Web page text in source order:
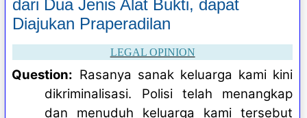
dari Dua Jenis Alat Bukti, dapat
Diajukan Praperadilan
LEGAL OPINION
Question: Rasanya sanak keluarga kami kini
dikriminalisasi. Polisi telah menangkap
dan menuduh keluarga kami tersebut